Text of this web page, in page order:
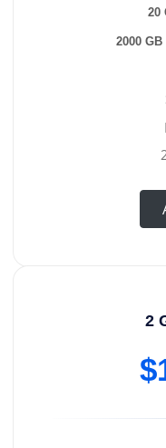
20
2000
2